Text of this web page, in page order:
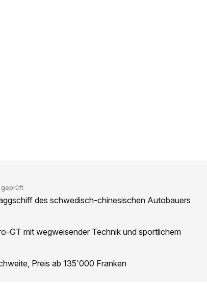
geprüft
des schwedisch-chinesischen Autobauers
GT mit wegweisender Technik und sportlichem
Preis ab 135'000 Franken